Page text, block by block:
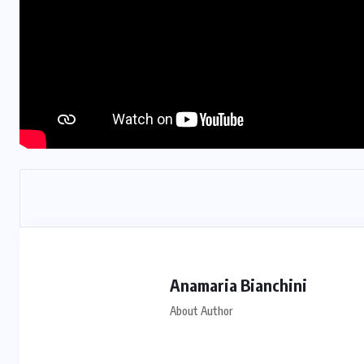
Anamaria Bianchini
About Author